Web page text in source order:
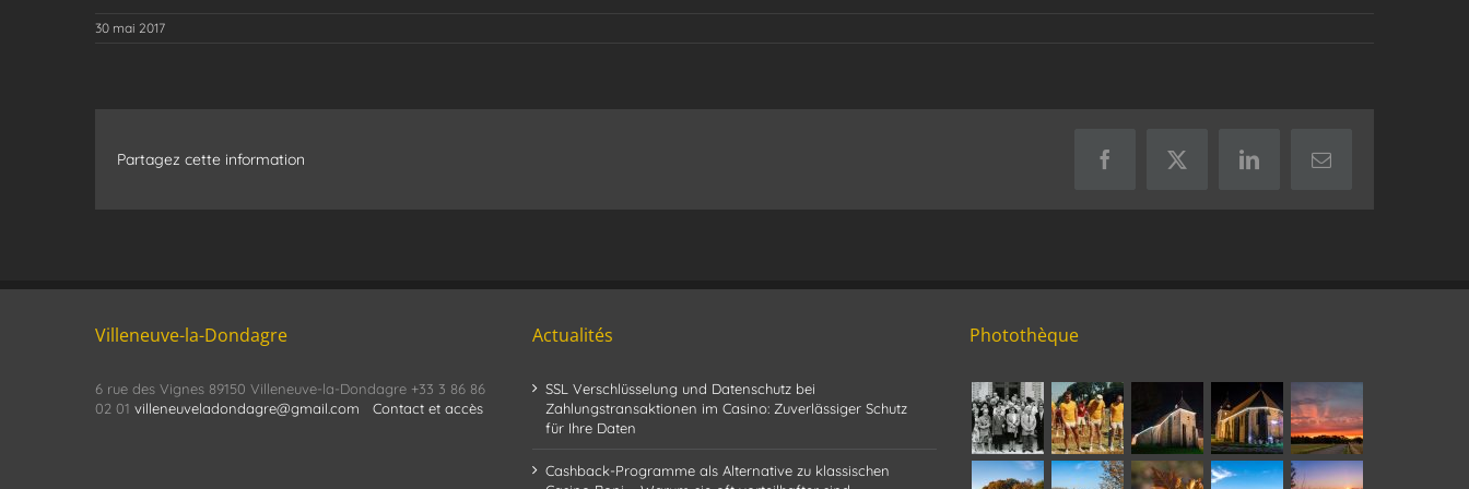
30 mai 2017
Partagez cette information FacebookX LinkedInEmail
Villeneuve-la-Dondagre
6 rue des Vignes 89150 Villeneuve-la-Dondagre +33 3 86 86
02 01 villeneuveladondagre@gmail.com Contact et accès
Actualités
SSL Verschlüsselung und Datenschutz bei
Zahlungstransaktionen im Casino: Zuverlässiger Schutz
für Ihre Daten
Cashback-Programme als Alternative zu klassischen
Photothèque